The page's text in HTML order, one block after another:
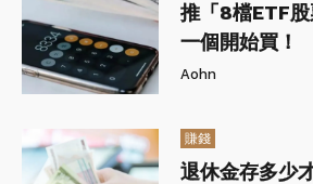
推「8檔ETF
一個開始買！
Aohn
賺錢
退休金存多少